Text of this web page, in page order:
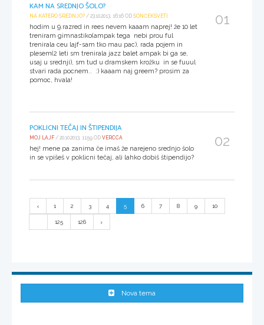
KAM NA SREDNJO ŠOLO?
NA KATERO SREDNJO? / 23.10.2013, 16:16 OD SONČEKSVETI
hodim u 9.razred in rees nevem kaaam naprej! že 10 let
treniram gimnastiko(ampak tega nebi prou ful
trenirala ceu lajf-sam tko mau pac), rada pojem in
plesem(2 leti sm trenirala jazz balet ampak bi ga se,
usaj u srednji), sm tud u dramskem krožku in se fuuul
stvari rada pocnem.. :) kaaam naj greem? prosim za
pomoc, hvala!
01
POKLICNI TEČAJ IN ŠTIPENDIJA
MOJ LAJF / 20.10.2013, 11:59 OD VERCCA
hej! mene pa zanima če imaš že narejeno srednjo šolo
in se vpišeš v poklicni tečaj, ali lahko dobiš štipendijo?
02
1 2 3 4 5 6 7 8 9 10
125 126
Nova tema